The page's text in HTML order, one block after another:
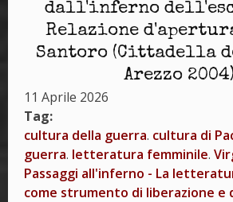
dall'inferno
Relazione
Santoro (Cittadella
Arezzo 2004)
11 Aprile 2026
Tag:
cultura della guerra. cultura di
guerra. letteratura femminile.
Passaggi all'inferno - La
come strumento di liberazione e